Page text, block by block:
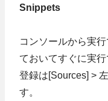
Snippets
コンソールから実
ておいてすぐに実行
登録は[Sources] >
す。